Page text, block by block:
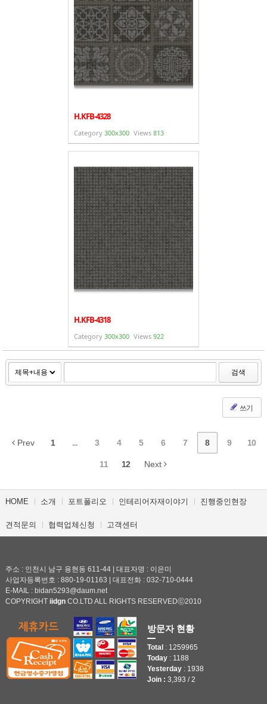
H.KFB-4328
Category 300x300 Views 813
H.KFB-4318
Category 300x300 Views 922
검색
쓰기
Prev 1 ... 3 4 5 6 7 8 9 10
11 12 Next
HOME 소개 포트폴리오 인테리어자재이야기 진행중인현장
견적문의 협력업체신청 고객센터
주소 : 인천시 남구 용현동 611-44 | 대표자명 : 이은미
사업자등록번호 : 880-19-01163 | 대표전화 : 032-710-0444
E-MAIL : bidan5293@daum.net
COPYRIGHT iidgnCO.LTD ALL RIGHTS RESERVEDⓒ2010
방문자 현황
Total : 1259965
Today : 1188
Yesterday : 1938
Join : 3,393 / 2